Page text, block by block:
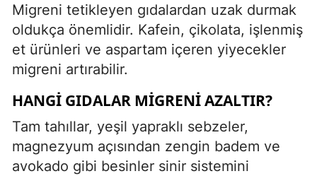
Migreni tetikleyen gıdalardan uzak durmak
oldukça önemlidir. Kafein, çikolata, işlenmiş
et ürünleri ve aspartam içeren yiyecekler
migreni artırabilir.
HANGI GIDALAR MIGRENI AZALTIR?
Tam tahıllar, yeşil yapraklı sebzeler,
magnezyum açısından zengin badem ve
avokado gibi besinler sinir sistemini